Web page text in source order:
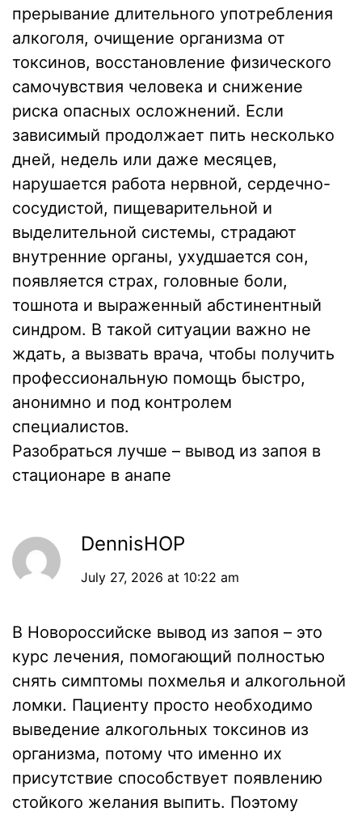
прерывание длительного употребления
алкоголя, очищение организма от
токсинов, восстановление физического
самочувствия человека и снижение
риска опасных осложнений. Если
зависимый продолжает пить несколько
дней, недель или даже месяцев,
нарушается работа нервной, сердечно-
сосудистой, пищеварительной и
выделительной системы, страдают
внутренние органы, ухудшается сон,
появляется страх, головные боли,
тошнота и выраженный абстинентный
синдром. В такой ситуации важно не
ждать, а вызвать врача, чтобы получить
профессиональную помощь быстро,
анонимно и под контролем
специалистов.
Разобраться лучше – вывод из запоя в
стационаре в анапе
DennisHOP
July 27, 2026 at 10:22 am
В Новороссийске вывод из запоя – это
курс лечения, помогающий полностью
снять симптомы похмелья и алкогольной
ломки. Пациенту просто необходимо
выведение алкогольных токсинов из
организма, потому что именно их
присутствие способствует появлению
стойкого желания выпить. Поэтому